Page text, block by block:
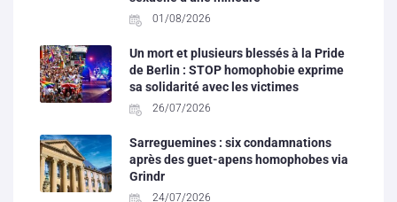
01/08/2026
Un mort et plusieurs blessés à la Pride
de Berlin : STOP homophobie exprime
sa solidarité avec les victimes
26/07/2026
Sarreguemines : six condamnations
après des guet-apens homophobes via
Grindr
24/07/2026